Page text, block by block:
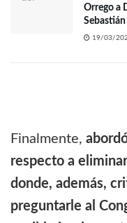
Orrego a
19/03/
Finalmente,
respecto a
donde, además,
preguntarle al